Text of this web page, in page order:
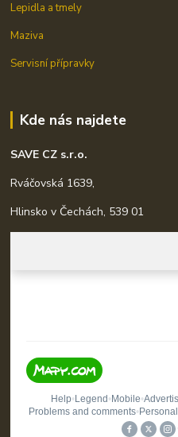
Lepidla a tmely
Maziva
Servisní přípravky
Kde nás najdete
SAVE CZ s.r.o.
Rváčovská 1639,
Hlinsko v Čechách, 539 01